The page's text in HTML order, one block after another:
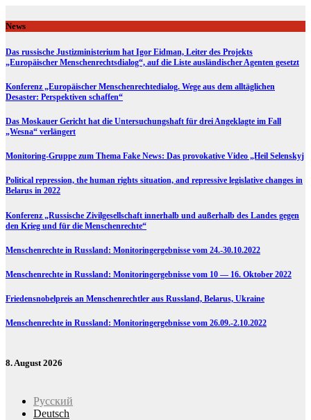
to
content
News
Das russische Justizministerium hat Igor Eidman, Leiter des Projekts
„Europäischer Menschenrechtsdialog“, auf die Liste ausländischer Agenten gesetzt
Konferenz „Europäischer Menschenrechtedialog. Wege aus dem alltäglichen
Desaster: Perspektiven schaffen“
Das Moskauer Gericht hat die Untersuchungshaft für drei Angeklagte im Fall
„Wesna“ verlängert
Monitoring-Gruppe zum Thema Fake News: Das provokative Video „Heil Selenskyj
Political repression, the human rights situation, and repressive legislative changes in
Belarus in 2022
Konferenz „Russische Zivilgesellschaft innerhalb und außerhalb des Landes gegen
den Krieg und für die Menschenrechte“
Menschenrechte in Russland: Monitoringergebnisse vom 24.-30.10.2022
Menschenrechte in Russland: Monitoringergebnisse vom 10 — 16. Oktober 2022
Friedensnobelpreis an Menschenrechtler aus Russland, Belarus, Ukraine
Menschenrechte in Russland: Monitoringergebnisse vom 26.09.-2.10.2022
8. August 2026
Русский
Deutsch